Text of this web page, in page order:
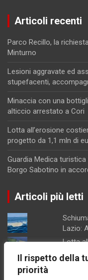
Il rispetto della
priorità
Articoli recenti
Parco Recillo, la
Minturno
Lesioni aggravate ed
stupefacenti,
Minaccia con una
alticcio arrestato a Cori
Lotta all’erosione
progetto da 1,1 mln di
Guardia Medica
Borgo Sabotino in
Articoli più letti
Lazio:
Lotta